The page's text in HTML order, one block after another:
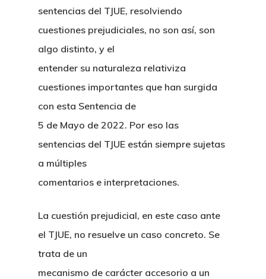
sentencias del TJUE, resolviendo
cuestiones prejudiciales, no son así, son
algo distinto, y el
entender su naturaleza relativiza
cuestiones importantes que han surgida
con esta Sentencia de
5 de Mayo de 2022. Por eso las
sentencias del TJUE están siempre sujetas
a múltiples
comentarios e interpretaciones.
La cuestión prejudicial, en este caso ante
el TJUE, no resuelve un caso concreto. Se
trata de un
mecanismo de carácter accesorio a un